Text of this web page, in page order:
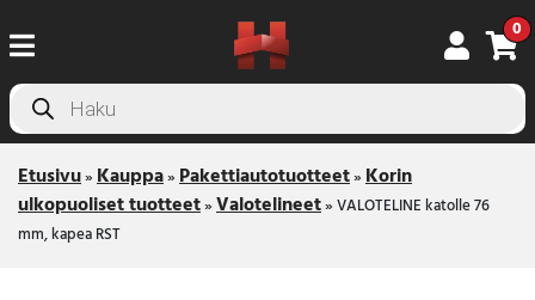
0
Products
search
Etusivu»Kauppa»Pakettiautotuotteet»Korin
ulkopuoliset tuotteet»Valotelineet»VALOTELINE katolle 76
mm, kapea RST